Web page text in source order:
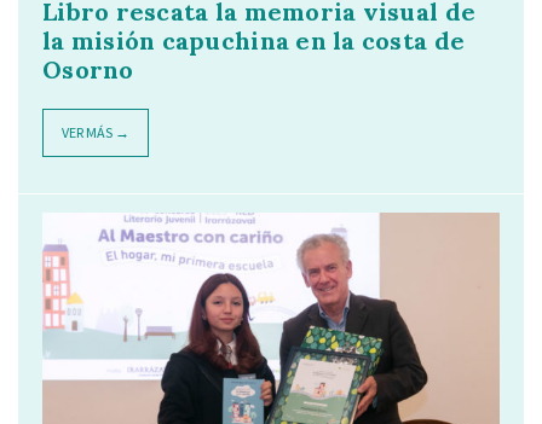
Libro rescata la memoria visual de
la misión capuchina en la costa de
Osorno
VER MÁS →